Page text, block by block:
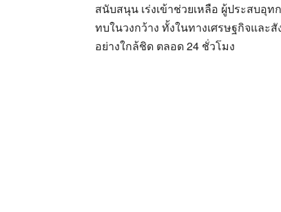
สนับสนุน เร่งเข้าช่วยเหลือ ผู้ประสบอุ
ทบในวงกว้าง ทั้งในทางเศรษฐกิจแล
อย่างใกล้ชิด ตลอด 24 ชั่วโมง